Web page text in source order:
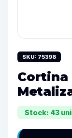
SKU: 75398
Cortina
Stock: 43